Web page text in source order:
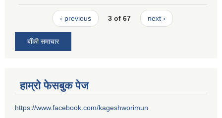
‹ previous 3 of 67 next ›
बाँकी समाचार
हाम्रो फेसबुक पेज
https://www.facebook.com/kageshworimun